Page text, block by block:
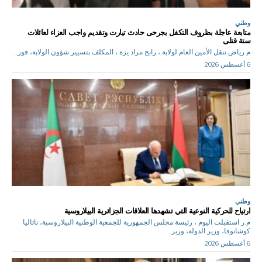
وطني
متابعة عاجلة بظروف التكفل بجرحى حادث تيارت وتقديم واجب العزاء لعائلات
ستة قتلى
م.رياض تنقل الأمين العام لولاية ، رابح مراد يزة ، المكلف بتسيير شؤون الولاية، فور...
6 أغسطس 2026
وطني
ارتياح للحركية النوعية التي تشهدها العلاقات الجزائرية البيلاروسية
م.ر استقبلت اليوم ، رئيسة مجلس الجمهورية للجمعية الوطنية البيلاروسية، ناتاليا
كوشانوفا، وزير الدولة، وزير...
6 أغسطس 2026